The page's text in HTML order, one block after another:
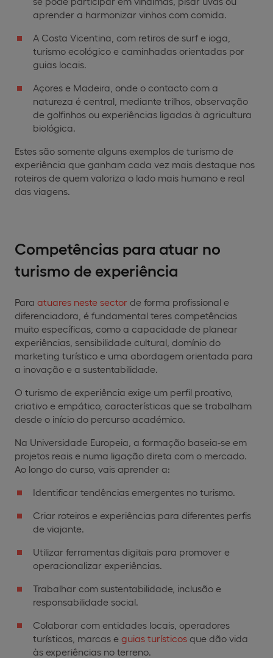
aprender a harmonizar vinhos com comida.
A Costa Vicentina, com retiros de surf e ioga,
turismo ecológico e caminhadas orientadas por
guias locais.
Açores e Madeira, onde o contacto com a
natureza é central, mediante trilhos, observação
de golfinhos ou experiências ligadas à agricultura
biológica.
Estes são somente alguns exemplos de turismo de
experiência que ganham cada vez mais destaque nos
roteiros de quem valoriza o lado mais humano e real
das viagens.
Competências para atuar no
turismo de experiência
Para atuares neste sector de forma profissional e
diferenciadora, é fundamental teres competências
muito específicas, como a capacidade de planear
experiências, sensibilidade cultural, domínio do
marketing turístico e uma abordagem orientada para
a inovação e a sustentabilidade.
O turismo de experiência exige um perfil proativo,
criativo e empático, características que se trabalham
desde o início do percurso académico.
Na Universidade Europeia, a formação baseia-se em
projetos reais e numa ligação direta com o mercado.
Ao longo do curso, vais aprender a:
Identificar tendências emergentes no turismo.
Criar roteiros e experiências para diferentes perfis
de viajante.
Utilizar ferramentas digitais para promover e
operacionalizar experiências.
Trabalhar com sustentabilidade, inclusão e
responsabilidade social.
Colaborar com entidades locais, operadores
turísticos, marcas e guias turísticos que dão vida
às experiências no terreno.